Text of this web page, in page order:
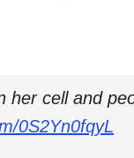
her cell and
0S2Yn0fqyL